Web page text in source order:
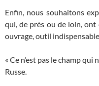
Enfin, nous souhaitons
qui, de près ou de loin,
ouvrage, outil
« Ce n’est pas le champ
Russe.